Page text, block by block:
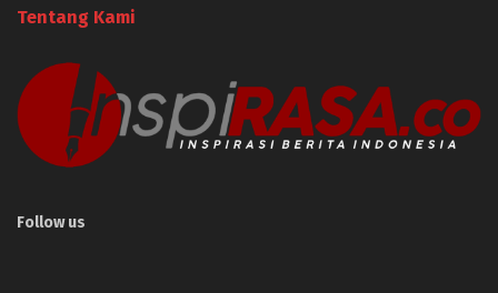
Tentang Kami
Follow us